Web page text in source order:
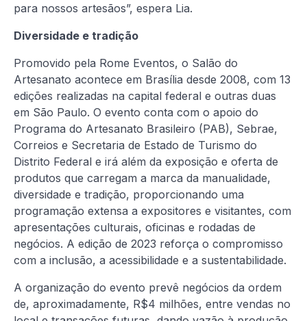
para nossos artesãos”, espera Lia.
Diversidade e tradição
Promovido pela Rome Eventos, o Salão do
Artesanato acontece em Brasília desde 2008, com 13
edições realizadas na capital federal e outras duas
em São Paulo. O evento conta com o apoio do
Programa do Artesanato Brasileiro (PAB), Sebrae,
Correios e Secretaria de Estado de Turismo do
Distrito Federal e irá além da exposição e oferta de
produtos que carregam a marca da manualidade,
diversidade e tradição, proporcionando uma
programação extensa a expositores e visitantes, com
apresentações culturais, oficinas e rodadas de
negócios. A edição de 2023 reforça o compromisso
com a inclusão, a acessibilidade e a sustentabilidade.
A organização do evento prevê negócios da ordem
de, aproximadamente, R$4 milhões, entre vendas no